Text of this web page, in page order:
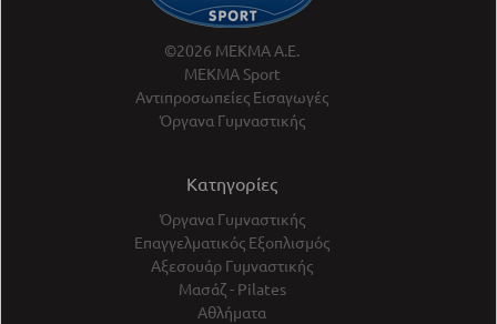
©2026 ΜΕΚΜΑ Α.Ε.
ΜΕΚΜΑ Sport
Αντιπροσωπείες Εισαγωγές
Όργανα Γυμναστικής
Κατηγορίες
Όργανα Γυμναστικής
Επαγγελματικός Εξοπλισμός
Αξεσουάρ Γυμναστικής
Μασάζ - Pilates
Αθλήματα